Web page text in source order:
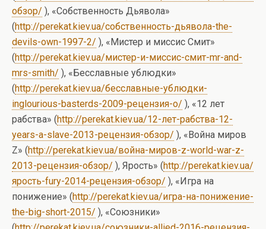
обзор/ ), «Собственность Дьявола»
(http://perekat.kiev.ua/собственность-дьявола-the-
devils-own-1997-2/ ), «Мистер и миссис Смит»
(http://perekat.kiev.ua/мистер-и-миссис-смит-mr-and-
mrs-smith/ ), «Бесславные ублюдки»
(http://perekat.kiev.ua/бесславные-ублюдки-
inglourious-basterds-2009-рецензия-о/ ), «12 лет
рабства» (http://perekat.kiev.ua/12-лет-рабства-12-
years-a-slave-2013-рецензия-обзор/ ), «Война миров
Z» (http://perekat.kiev.ua/война-миров-z-world-war-z-
2013-рецензия-обзор/ ), Ярость» (http://perekat.kiev.ua/
ярость-fury-2014-рецензия-обзор/ ), «Игра на
понижение» (http://perekat.kiev.ua/игра-на-понижение-
the-big-short-2015/ ), «Союзники»